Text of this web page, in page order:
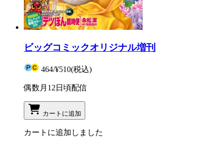
ビッグコミックオリジナル増刊
464/¥510(税込)
偶数月12日頃配信
カートに追加
カートに追加しました